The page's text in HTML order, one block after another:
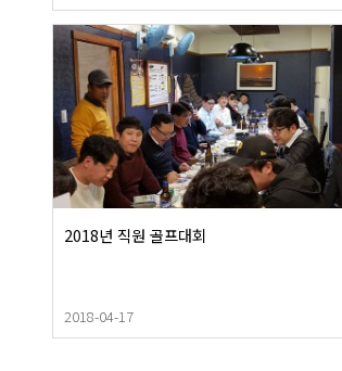
2018년 직원 골프대회
2018-04-17